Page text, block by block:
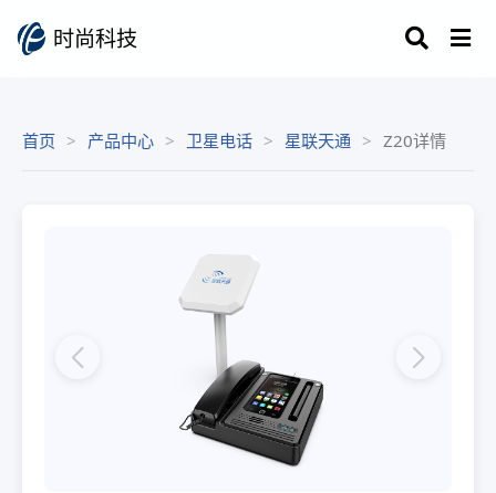
时尚科技
首页 产品中心 卫星电话 星联天通 Z20详情